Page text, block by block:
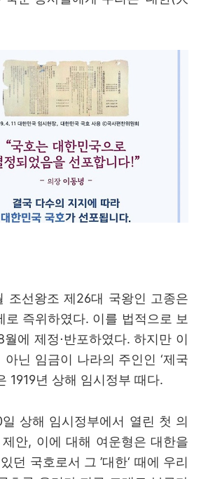
조선왕조 제26대 국왕인 고종은
로 즉위하였다. 이를 법적으로 보
월에 제정⋅반포하였다.하지만 이
아닌 임금이 나라의 주인인‘제국
1919년 상해 임시정부 때다.
일 상해 임시정부에서 열린 첫 의
안, 이에 대해 여운형은 대한을
던 국호로서 그’대한‘ 때에 우리